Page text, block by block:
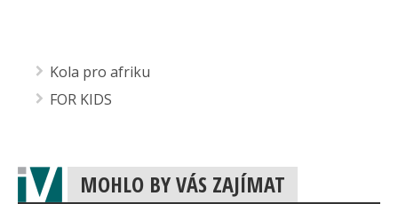
Kola pro afriku
FOR KIDS
MOHLO BY VÁS ZAJÍMAT